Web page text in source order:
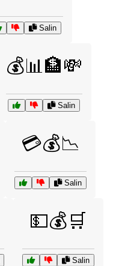
Salin
💰📊🏦💸
Salin
💳💰📉
Salin
💵💰🛒
Salin